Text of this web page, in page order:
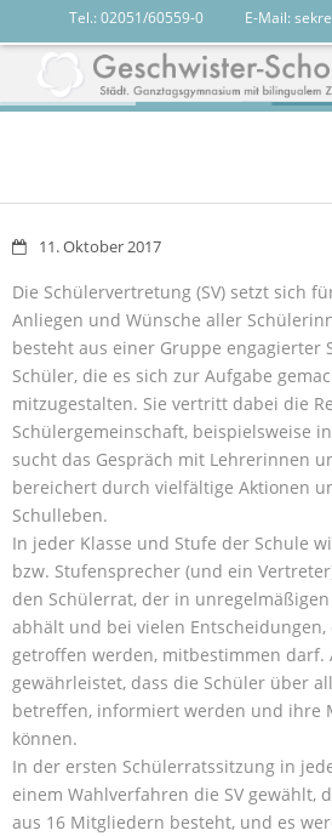
Tel.: 02051/60559-0 E-Mail:
Unterricht
Services
calendar
11. Oktober 2017
Die Schülervertretung (SV) setzt sich
Anliegen und Wünsche aller
besteht aus einer Gruppe engagierter
Schüler, die es sich zur Aufgabe
mitzugestalten. Sie vertritt dabei die
Schülergemeinschaft, beispielsweise
sucht das Gespräch mit Lehrerinnen
bereichert durch vielfältige Aktionen
Schulleben.
In jeder Klasse und Stufe der Schule
bzw. Stufensprecher (und ein
den Schülerrat, der in
abhält und bei vielen Entscheidungen,
getroffen werden, mitbestimmen darf.
gewährleistet, dass die Schüler über
betreffen, informiert werden und ihre
können.
In der ersten Schülerratssitzung in
einem Wahlverfahren die SV gewählt,
aus 16 Mitgliedern besteht, und es